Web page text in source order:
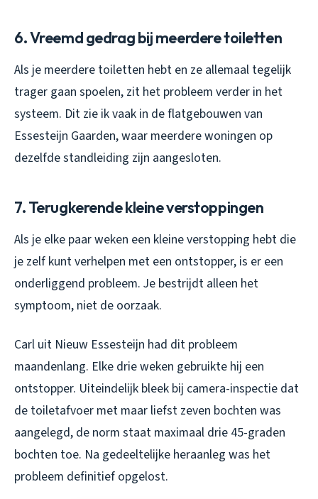
6. Vreemd gedrag bij meerdere toiletten
Als je meerdere toiletten hebt en ze allemaal tegelijk
trager gaan spoelen, zit het probleem verder in het
systeem. Dit zie ik vaak in de flatgebouwen van
Essesteijn Gaarden, waar meerdere woningen op
dezelfde standleiding zijn aangesloten.
7. Terugkerende kleine verstoppingen
Als je elke paar weken een kleine verstopping hebt die
je zelf kunt verhelpen met een ontstopper, is er een
onderliggend probleem. Je bestrijdt alleen het
symptoom, niet de oorzaak.
Carl uit Nieuw Essesteijn had dit probleem
maandenlang. Elke drie weken gebruikte hij een
ontstopper. Uiteindelijk bleek bij camera-inspectie dat
de toiletafvoer met maar liefst zeven bochten was
aangelegd, de norm staat maximaal drie 45-graden
bochten toe. Na gedeeltelijke heraanleg was het
probleem definitief opgelost.